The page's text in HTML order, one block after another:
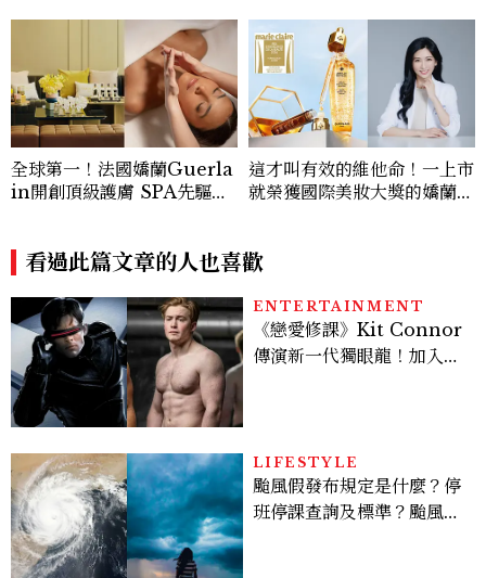
全球第一！法國嬌蘭Guerla
in開創頂級護膚 SPA先驅，
豪名流夢寐以求的傳奇奢寵饗
宴！
這才叫有效的維他命！一上市
就榮獲國際美妝大獎的嬌蘭
級安瓶，過勞肌也能變回蜜光
看過此篇文章的人也喜歡
ENTERTAINMENT
《戀愛修課》Kit Connor
傳演新一代獨眼龍！加入新
LIFESTYLE
颱風假發布規定是什麼？停
班停課查詢及標準？颱風假